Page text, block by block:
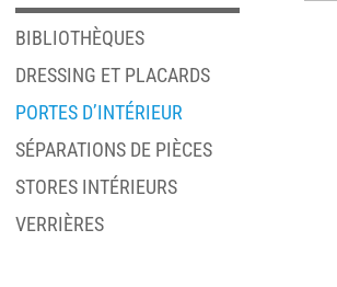
BIBLIOTHÈQUES
DRESSING ET PLACARDS
PORTES D’INTÉRIEUR
SÉPARATIONS DE PIÈCES
STORES INTÉRIEURS
VERRIÈRES